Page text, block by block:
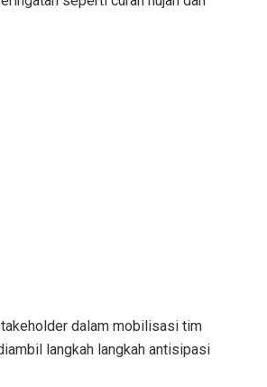
dalam mobilisasi tim
langkah langkah antisipasi